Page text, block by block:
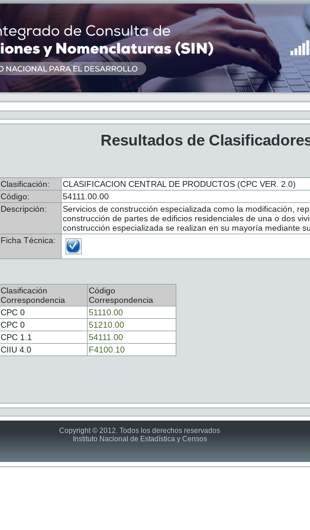
Resultados de
Clasificación:
CLASIFICACION CENTRAL DE PRODUCTOS (CPC VER. 2.0)
Código:
54111.00.00
Descripción:
Servicios de construcción especializada como la modificación,
construcción de partes de edificios residenciales de una o dos
construcción especializada se realizan en su mayoría mediante
Ficha Técnica:
Clasificación
Correspondencia
Código
Correspondencia
CPC 0
51110.00
CPC 0
51210.00
CPC 1.1
54111.00
CIIU 4.0
F4100.10
Copyright © 2012. Todos los derechos reservados
Instituto Nacional de Estadística y Censos